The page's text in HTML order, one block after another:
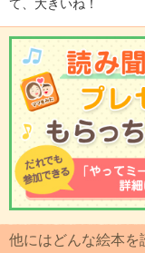
て、大きいね！
他にはどんな絵本を